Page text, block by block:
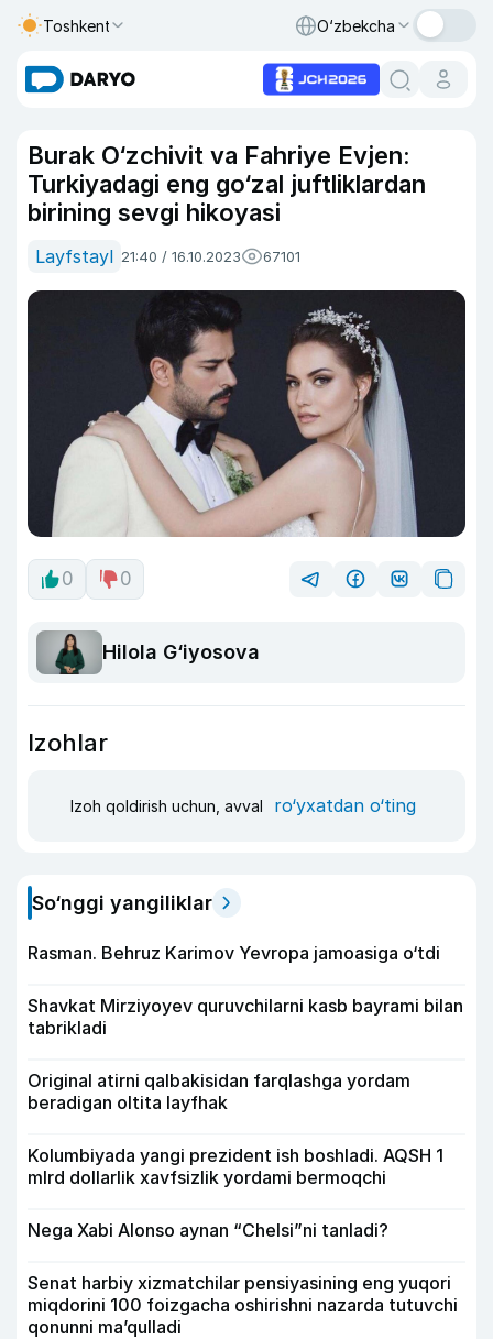
Toshkent O‘zbekcha
Burak O‘zchivit va Fahriye Evjen:
Turkiyadagi eng go‘zal juftliklardan
birining sevgi hikoyasi
Layfstayl 21:40 / 16.10.2023 67101
0 0
Hilola G‘iyosova
Izohlar
Izoh qoldirish uchun, avval ro‘yxatdan o‘ting
So‘nggi yangiliklar
Rasman. Behruz Karimov Yevropa jamoasiga o‘tdi
Shavkat Mirziyoyev quruvchilarni kasb bayrami bilan
tabrikladi
Original atirni qalbakisidan farqlashga yordam
beradigan oltita layfhak
Kolumbiyada yangi prezident ish boshladi. AQSH 1
mlrd dollarlik xavfsizlik yordami bermoqchi
Nega Xabi Alonso aynan “Chelsi”ni tanladi?
Senat harbiy xizmatchilar pensiyasining eng yuqori
miqdorini 100 foizgacha oshirishni nazarda tutuvchi
qonunni ma’qulladi